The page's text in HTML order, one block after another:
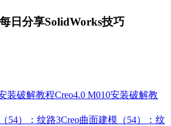
日分享SolidWorks技巧
Creo4.0 M010安装破解教
Creo曲面建模（54）：纹